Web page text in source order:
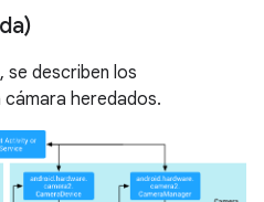
se describen los
heredados.